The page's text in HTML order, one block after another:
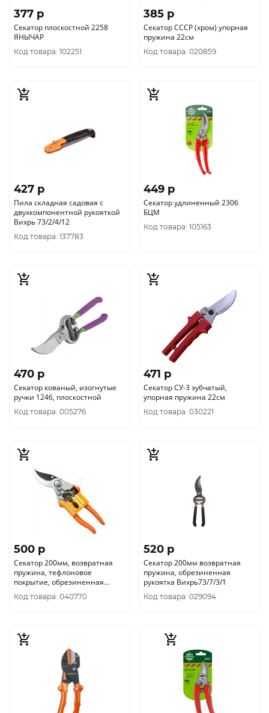
377 p
Секатор плоскостной 2258
ЯНЫЧАР
Код товара: 102251
385 p
Секатор СССР (хром) упорная
пружина 22см
Код товара: 020859
427 p
Пила складная садовая с
двухкомпонентной рукояткой
Вихрь 73/2/4/12
Код товара: 137783
449 p
Секатор удлиненный 2306
БЦМ
Код товара: 105163
470 p
Секатор кованый, изогнутые
ручки 1246, плоскостной
Код товара: 005276
471 p
Секатор СУ-3 зубчатый,
упорная пружина 22см
Код товара: 030221
500 p
Секатор 200мм, возвратная
пружина, тефлоновое
покрытие, обрезиненная
рукоятка, Вихрь73-2
Код товара: 040770
520 p
Секатор 200мм возвратная
пружина, обрезиненная
рукоятка Вихрь73/7/3/1
Код товара: 029094